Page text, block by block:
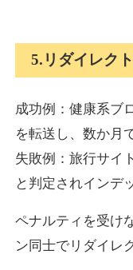
5.リダイレク
成功例：健康系ブ
を転送し、数か月
失敗例：旅行サイ
と判定されインデ
ペナルティを受け
ン同士でリダイレ